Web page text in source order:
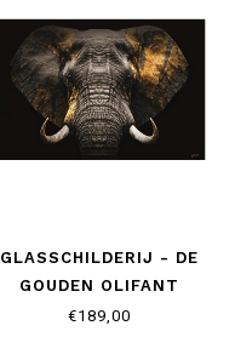
GLASSCHILDERIJ - DE
GOUDEN OLIFANT
€189,00